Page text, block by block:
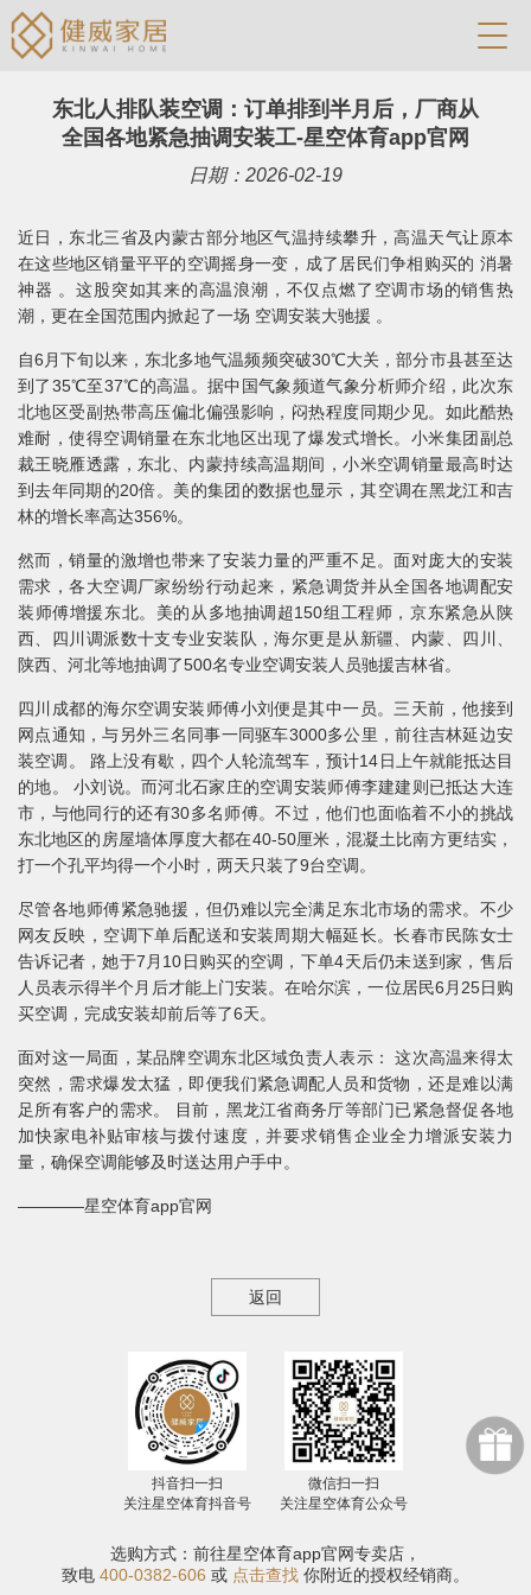
东北人排队装空调：订单排到半月后，厂商从
全国各地紧急抽调安装工-星空体育app官网
日期：2026-02-19
近日，东北三省及内蒙古部分地区气温持续攀升，高温天气让原本
在这些地区销量平平的空调摇身一变，成了居民们争相购买的 消暑
神器 。这股突如其来的高温浪潮，不仅点燃了空调市场的销售热
潮，更在全国范围内掀起了一场 空调安装大驰援 。
自6月下旬以来，东北多地气温频频突破30℃大关，部分市县甚至达
到了35℃至37℃的高温。据中国气象频道气象分析师介绍，此次东
北地区受副热带高压偏北偏强影响，闷热程度同期少见。如此酷热
难耐，使得空调销量在东北地区出现了爆发式增长。小米集团副总
裁王晓雁透露，东北、内蒙持续高温期间，小米空调销量最高时达
到去年同期的20倍。美的集团的数据也显示，其空调在黑龙江和吉
林的增长率高达356%。
然而，销量的激增也带来了安装力量的严重不足。面对庞大的安装
需求，各大空调厂家纷纷行动起来，紧急调货并从全国各地调配安
装师傅增援东北。美的从多地抽调超150组工程师，京东紧急从陕
西、四川调派数十支专业安装队，海尔更是从新疆、内蒙、四川、
陕西、河北等地抽调了500名专业空调安装人员驰援吉林省。
四川成都的海尔空调安装师傅小刘便是其中一员。三天前，他接到
网点通知，与另外三名同事一同驱车3000多公里，前往吉林延边安
装空调。 路上没有歇，四个人轮流驾车，预计14日上午就能抵达目
的地。 小刘说。而河北石家庄的空调安装师傅李建建则已抵达大连
市，与他同行的还有30多名师傅。不过，他们也面临着不小的挑战
东北地区的房屋墙体厚度大都在40-50厘米，混凝土比南方更结实，
打一个孔平均得一个小时，两天只装了9台空调。
尽管各地师傅紧急驰援，但仍难以完全满足东北市场的需求。不少
网友反映，空调下单后配送和安装周期大幅延长。长春市民陈女士
告诉记者，她于7月10日购买的空调，下单4天后仍未送到家，售后
人员表示得半个月后才能上门安装。在哈尔滨，一位居民6月25日购
买空调，完成安装却前后等了6天。
面对这一局面，某品牌空调东北区域负责人表示： 这次高温来得太
突然，需求爆发太猛，即便我们紧急调配人员和货物，还是难以满
足所有客户的需求。 目前，黑龙江省商务厅等部门已紧急督促各地
加快家电补贴审核与拨付速度，并要求销售企业全力增派安装力
量，确保空调能够及时送达用户手中。
————星空体育app官网
返回
抖音扫一扫
关注星空体育抖音号
微信扫一扫
关注星空体育公众号
选购方式：前往星空体育app官网专卖店，
致电 400-0382-606 或 点击查找 你附近的授权经销商。